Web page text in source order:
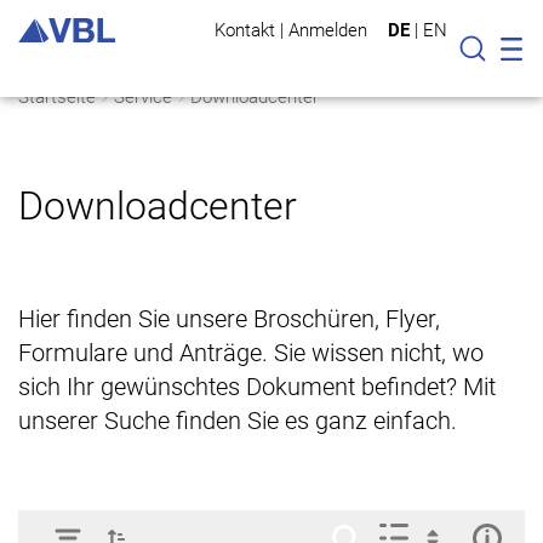
Kontakt | Anmelden DE | EN
Suche
Startseite Service Downloadcenter
Downloadcenter
Hier finden Sie unsere Broschüren, Flyer,
Formulare und Anträge. Sie wissen nicht, wo
sich Ihr gewünschtes Dokument befindet? Mit
unserer Suche finden Sie es ganz einfach.